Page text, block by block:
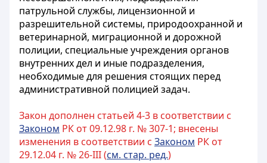
патрульной службы, лицензионной и
разрешительной системы, природоохранной и
ветеринарной, миграционной и дорожной
полиции, специальные учреждения органов
внутренних дел и иные подразделения,
необходимые для решения стоящих перед
административной полицией задач.
Закон дополнен статьей 4-3 в соответствии с
Законом РК от 09.12.98 г. № 307-1; внесены
изменения в соответствии с Законом РК от
29.12.04 г. № 26-III (см. стар. ред.)